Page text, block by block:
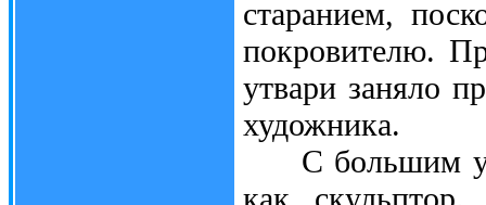
старанием,
покровителю.
утвари заняло
художника.
С большим